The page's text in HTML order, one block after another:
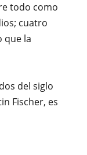
todo como
cuatro
que la
del siglo
Fischer, es